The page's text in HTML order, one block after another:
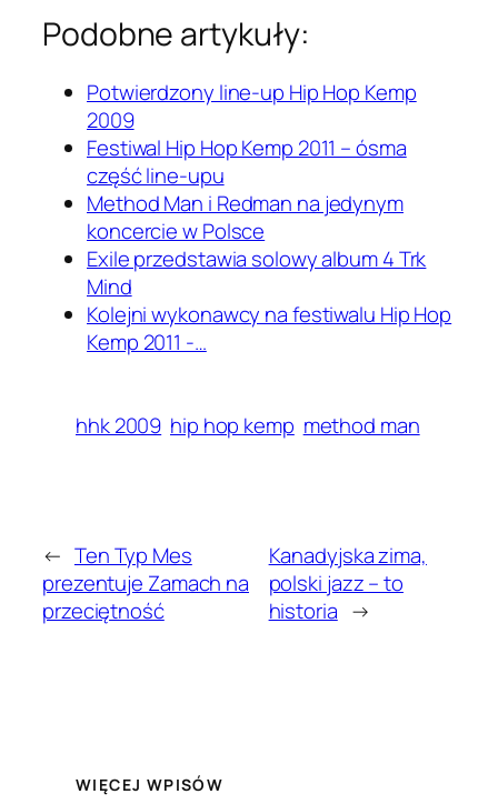
Podobne artykuły:
Potwierdzony line-up Hip Hop Kemp
2009
Festiwal Hip Hop Kemp 2011 – ósma
część line-upu
Method Man i Redman na jedynym
koncercie w Polsce
Exile przedstawia solowy album 4 Trk
Mind
Kolejni wykonawcy na festiwalu Hip Hop
Kemp 2011 -…
hhk 2009 hip hop kemp method man
← Ten Typ Mes
prezentuje Zamach na
przeciętność
Kanadyjska zima,
polski jazz – to
historia →
WIĘCEJ WPISÓW